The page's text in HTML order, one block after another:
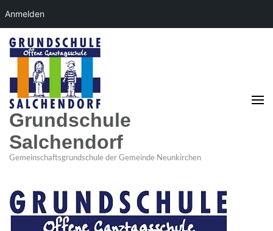
Anmelden
Grundschule
Salchendorf
Gemeinschaftsgrundschule der Gemeinde Neunkirchen